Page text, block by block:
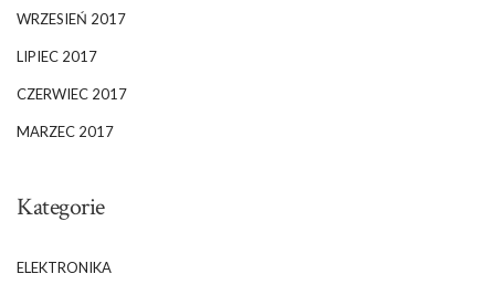
WRZESIEŃ 2017
LIPIEC 2017
CZERWIEC 2017
MARZEC 2017
Kategorie
ELEKTRONIKA